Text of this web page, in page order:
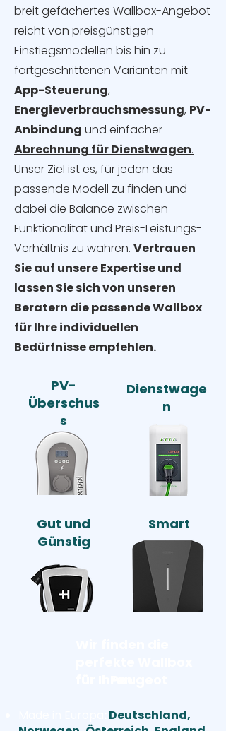
breit gefächertes Wallbox-Angebot
reicht von preisgünstigen
Einstiegsmodellen bis hin zu
fortgeschrittenen Varianten mit
App-Steuerung,
Energieverbrauchsmessung, PV-
Anbindung und einfacher
Abrechnung für Dienstwagen.
Unser Ziel ist es, für jeden das
passende Modell zu finden und
dabei die Balance zwischen
Funktionalität und Preis-Leistungs-
Verhältnis zu wahren. Vertrauen
Sie auf unsere Expertise und
lassen Sie sich von unseren
Beratern die passende Wallbox
für Ihre individuellen
Bedürfnisse empfehlen.
PV-
Überschus
s
Dienstwage
n
Gut und
Günstig
Smart
Deutschland,